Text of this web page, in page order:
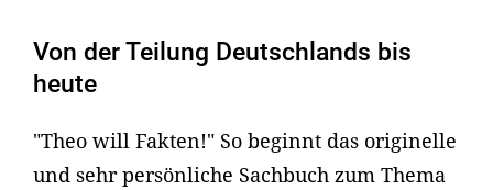
Von der Teilung Deutschlands bis
heute
"Theo will Fakten!" So beginnt das originelle
und sehr persönliche Sachbuch zum Thema